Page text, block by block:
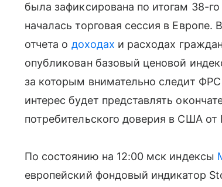
была зафиксирована по итогам 38-
началась торговая сессия в
отчета о доходах и расходах
опубликован базовый ценовой
за которым внимательно следит
интерес будет представлять
потребительского доверия в США от
По состоянию на 12:00 мск индексы
европейский фондовый индикатор